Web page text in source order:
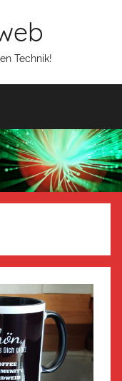
Technik!